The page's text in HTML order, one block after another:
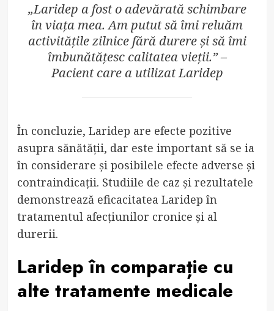
„Laridep a fost o adevărată schimbare
în viața mea. Am putut să îmi reluăm
activitățile zilnice fără durere și să îmi
îmbunătățesc calitatea vieții.” –
Pacient care a utilizat Laridep
În concluzie, Laridep are efecte pozitive
asupra sănătății, dar este important să se ia
în considerare și posibilele efecte adverse și
contraindicații. Studiile de caz și rezultatele
demonstrează eficacitatea Laridep în
tratamentul afecțiunilor cronice și al
durerii.
Laridep în comparație cu
alte tratamente medicale